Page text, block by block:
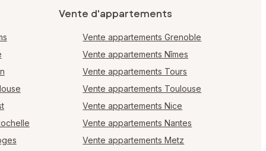
Vente d'appartements
Vente appartements Grenoble
Vente appartements Nîmes
Vente appartements Tours
Vente appartements Toulouse
Vente appartements Nice
Vente appartements Nantes
Vente appartements Metz